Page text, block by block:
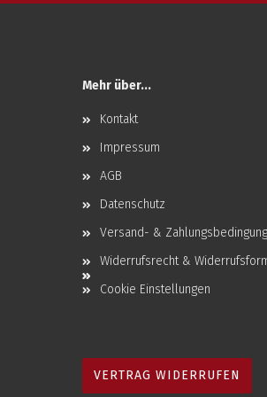
Mehr über...
Kontakt
Impressum
AGB
Datenschutz
Versand- &
Widerrufsrecht &
Cookie Einstellungen
VERTRAG WIDERRUFEN